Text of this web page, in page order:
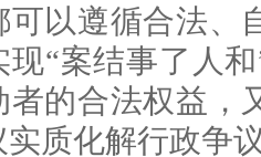
可以遵循合法、
现“案结事了人
者的合法权益，
实质化解行政争